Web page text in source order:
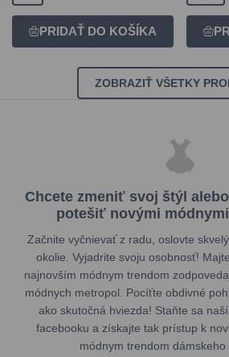
ZOBRAZIŤ VŠETKY
Chcete zmeniť svoj štýl
potešiť novými
Začnite vyčnievať z radu, oslovte
okolie. Vyjadrite svoju osobnosť!
najnovším módnym trendom
módnych metropol. Pocíťte obdivné
ako skutočná hviezda! Staňte sa
facebooku a získajte tak prístup k
módnym trendom dámskeho